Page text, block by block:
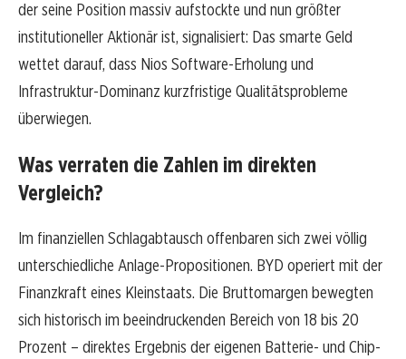
der seine Position massiv aufstockte und nun größter
institutioneller Aktionär ist, signalisiert: Das smarte Geld
wettet darauf, dass Nios Software-Erholung und
Infrastruktur-Dominanz kurzfristige Qualitätsprobleme
überwiegen.
Was verraten die Zahlen im direkten
Vergleich?
Im finanziellen Schlagabtausch offenbaren sich zwei völlig
unterschiedliche Anlage-Propositionen. BYD operiert mit der
Finanzkraft eines Kleinstaats. Die Bruttomargen bewegten
sich historisch im beeindruckenden Bereich von 18 bis 20
Prozent – direktes Ergebnis der eigenen Batterie- und Chip-